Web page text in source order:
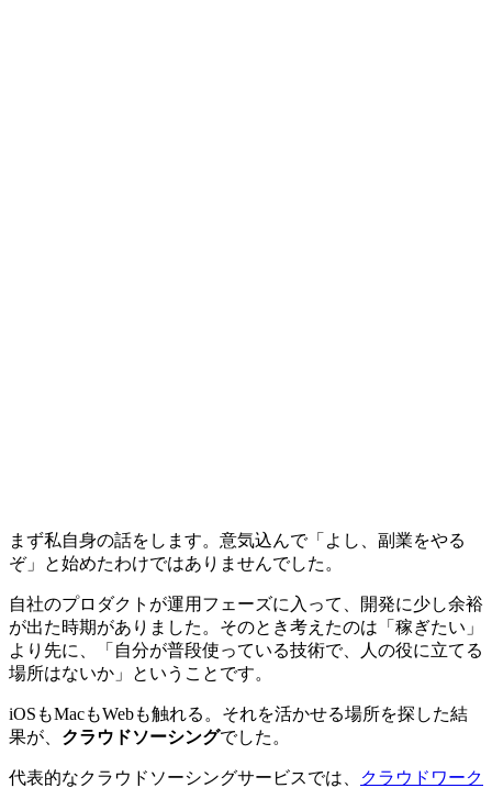
まず私自身の話をします。意気込んで「よし、副業をやる
ぞ」と始めたわけではありませんでした。
自社のプロダクトが運用フェーズに入って、開発に少し余裕
が出た時期がありました。そのとき考えたのは「稼ぎたい」
より先に、「自分が普段使っている技術で、人の役に立てる
場所はないか」ということです。
iOSもMacもWebも触れる。それを活かせる場所を探した結
果が、 クラウドソーシングでした。
代表的なクラウドソーシングサービスでは、
クラウドワーク